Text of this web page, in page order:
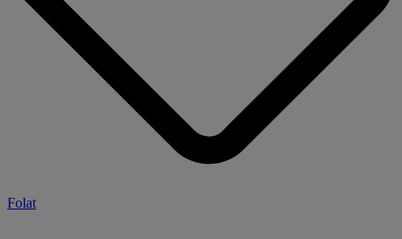
Folat